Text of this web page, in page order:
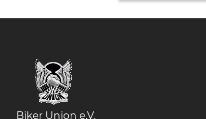
Biker Union e.V.